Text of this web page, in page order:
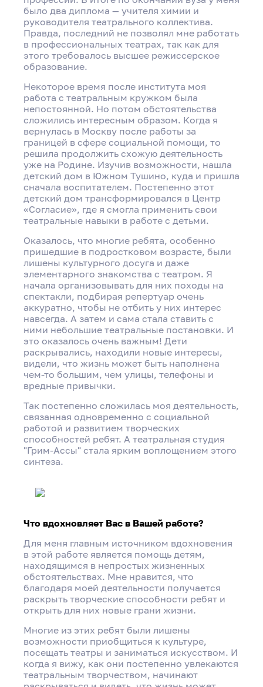
было два диплома — учителя химии и
руководителя театрального коллектива.
Правда, последний не позволял мне работать
в профессиональных театрах, так как для
этого требовалось высшее режиссерское
образование.
Некоторое время после института моя
работа с театральным кружком была
непостоянной. Но потом обстоятельства
сложились интересным образом. Когда я
вернулась в Москву после работы за
границей в сфере социальной помощи, то
решила продолжить схожую деятельность
уже на Родине. Изучив возможности, нашла
детский дом в Южном Тушино, куда и пришла
сначала воспитателем. Постепенно этот
детский дом трансформировался в Центр
«Согласие», где я смогла применить свои
театральные навыки в работе с детьми.
Оказалось, что многие ребята, особенно
пришедшие в подростковом возрасте, были
лишены культурного досуга и даже
элементарного знакомства с театром. Я
начала организовывать для них походы на
спектакли, подбирая репертуар очень
аккуратно, чтобы не отбить у них интерес
навсегда. А затем и сама стала ставить с
ними небольшие театральные постановки. И
это оказалось очень важным! Дети
раскрывались, находили новые интересы,
видели, что жизнь может быть наполнена
чем-то большим, чем улицы, телефоны и
вредные привычки.
Так постепенно сложилась моя деятельность,
связанная одновременно с социальной
работой и развитием творческих
способностей ребят. А театральная студия
"Грим-Ассы" стала ярким воплощением этого
синтеза.
Что вдохновляет Вас в Вашей работе?
Для меня главным источником вдохновения
в этой работе является помощь детям,
находящимся в непростых жизненных
обстоятельствах. Мне нравится, что
благодаря моей деятельности получается
раскрыть творческие способности ребят и
открыть для них новые грани жизни.
Многие из этих ребят были лишены
возможности приобщиться к культуре,
посещать театры и заниматься искусством. И
когда я вижу, как они постепенно увлекаются
театральным творчеством, начинают